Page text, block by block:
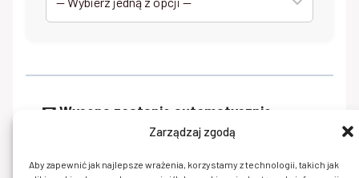
Zarządzaj zgodą
Aby zapewnić jak najlepsze wrażenia, korzystamy z technologii, takich jak
📧 Wycena zostanie automatycznie
wysłana na Twój e-mail.